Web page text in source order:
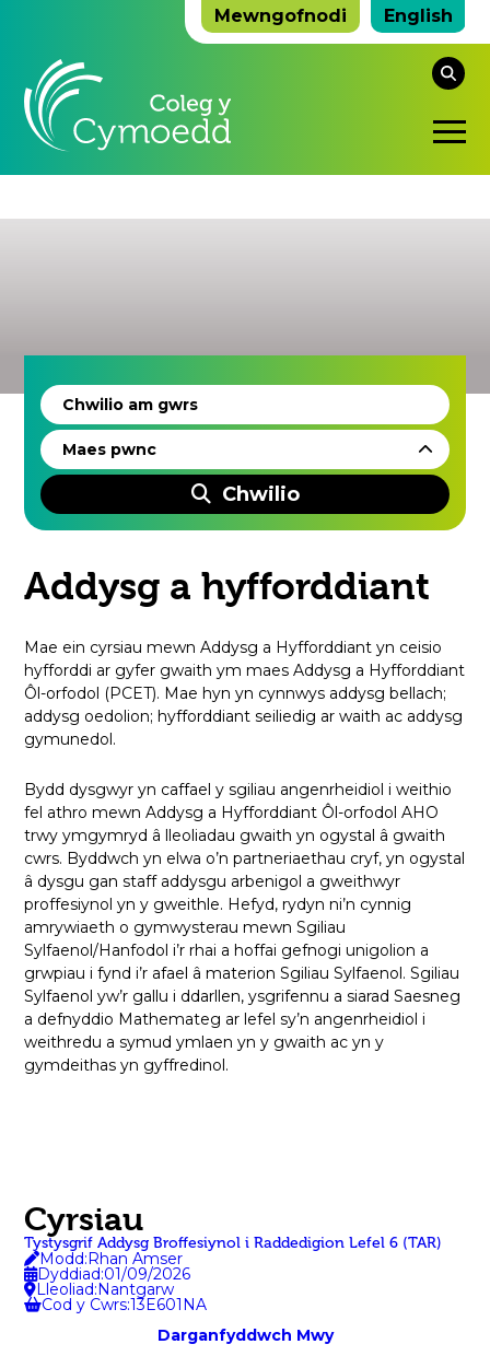
Mewngofnodi English
Chwilio
yn
ôl
allweddair
Maes pwnc
Chwilio
Addysg a hyfforddiant
Mae ein cyrsiau mewn Addysg a Hyfforddiant yn ceisio
hyfforddi ar gyfer gwaith ym maes Addysg a Hyfforddiant
Ôl-orfodol (PCET). Mae hyn yn cynnwys addysg bellach;
addysg oedolion; hyfforddiant seiliedig ar waith ac addysg
gymunedol.
Bydd dysgwyr yn caffael y sgiliau angenrheidiol i weithio
fel athro mewn Addysg a Hyfforddiant Ôl-orfodol AHO
trwy ymgymryd â lleoliadau gwaith yn ogystal â gwaith
cwrs. Byddwch yn elwa o’n partneriaethau cryf, yn ogystal
â dysgu gan staff addysgu arbenigol a gweithwyr
proffesiynol yn y gweithle. Hefyd, rydyn ni’n cynnig
amrywiaeth o gymwysterau mewn Sgiliau
Sylfaenol/Hanfodol i’r rhai a hoffai gefnogi unigolion a
grwpiau i fynd i’r afael â materion Sgiliau Sylfaenol. Sgiliau
Sylfaenol yw’r gallu i ddarllen, ysgrifennu a siarad Saesneg
a defnyddio Mathemateg ar lefel sy’n angenrheidiol i
weithredu a symud ymlaen yn y gwaith ac yn y
gymdeithas yn gyffredinol.
Cyrsiau
Tystysgrif Addysg Broffesiynol i Raddedigion Lefel 6 (TAR)
Modd:Rhan Amser
Dyddiad:01/09/2026
Lleoliad:Nantgarw
Cod y Cwrs:13E601NA
Darganfyddwch Mwy
y